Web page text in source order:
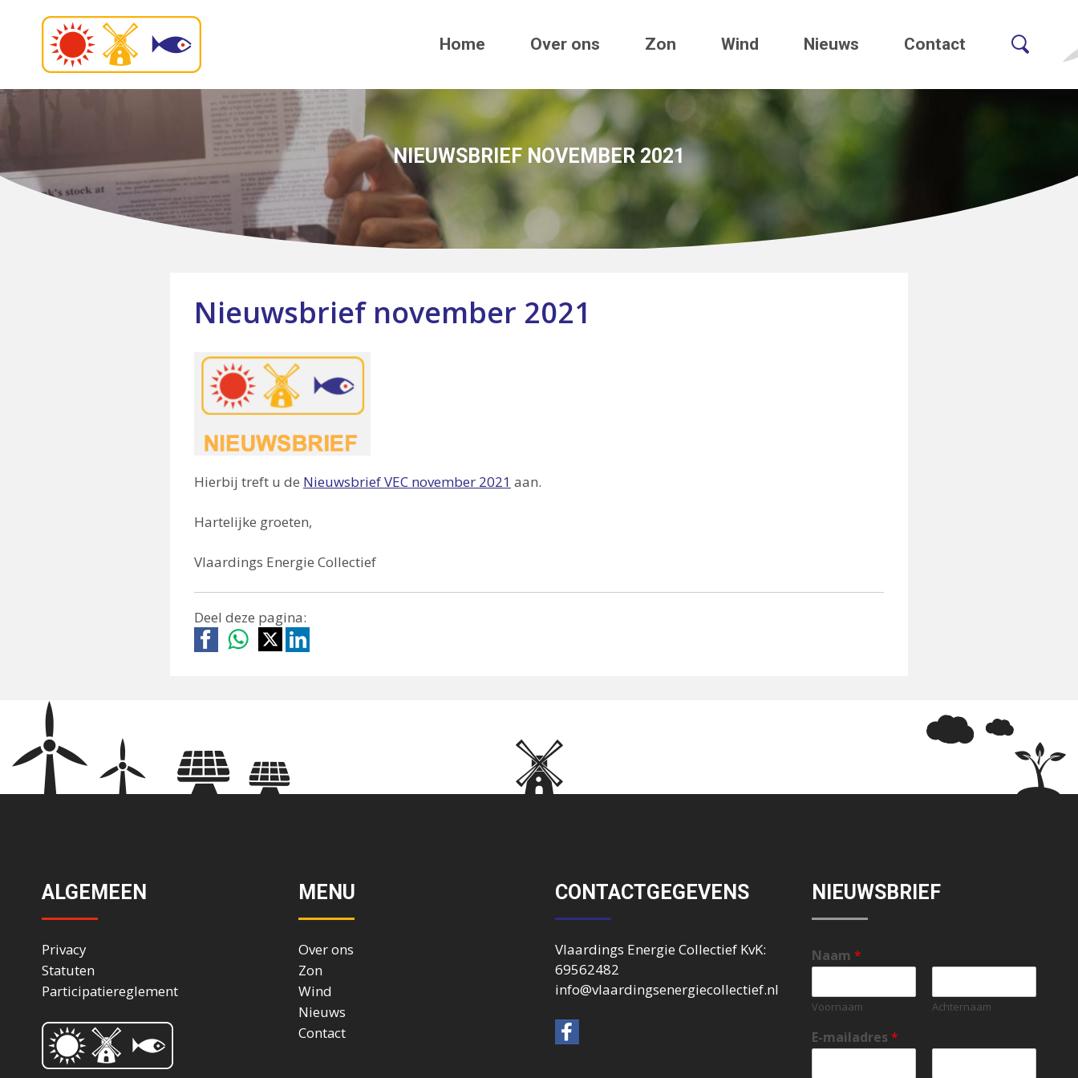
Home Over ons Zon Wind Nieuws Contact
NIEUWSBRIEF NOVEMBER 2021
Nieuwsbrief november 2021
Hierbij treft u de Nieuwsbrief VEC november 2021 aan.
Hartelijke groeten,
Vlaardings Energie Collectief
Deel deze pagina:
ALGEMEEN
Privacy
Statuten
Participatiereglement
MENU
Over ons
Zon
Wind
Nieuws
Contact
CONTACTGEGEVENS
Vlaardings Energie Collectief KvK:
69562482
info@vlaardingsenergiecollectief.nl
NIEUWSBRIEF
Naam *
Voornaam Achternaam
E-mailadres *